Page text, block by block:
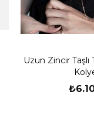
Uzun Zincir